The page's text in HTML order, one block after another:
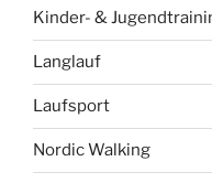
Kinder- &
Langlauf
Laufsport
Nordic Walking